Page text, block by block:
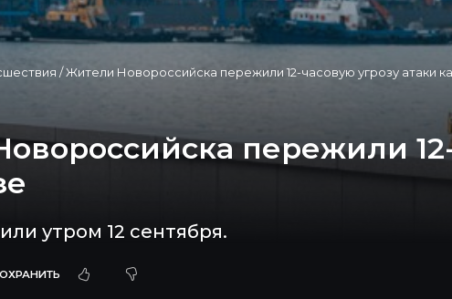
/Жители Новороссийска пережили 12-часовую угрозу атаки
пережили
утром 12 сентября.